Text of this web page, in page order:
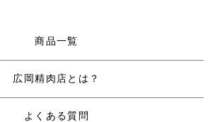
商品一覧
広岡精肉店とは？
よくある質問